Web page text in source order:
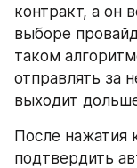
контракт, а он
выборе
таком
отправлять за
выходит
После нажатия
подтвердить